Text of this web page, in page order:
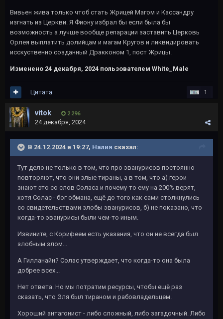
Вивьен жива только чтоб стать Жрицей Магом и Кассандру
изгнать из Церкви. Я Фиону избрал бы если была бы
возможность а лучше вообще репарации заставить Церковь
Орлея выплатить долийцам и магам Кругов и ликвидировать
исскуственно созданный Дракконом 1, пост Жрицы.
Изменено 24 декабря, 2024 пользователем White_Male
1
Цитата
vitok 2 296
24 декабря, 2024
В 24.12.2024 в 19:27, Налия сказал:
Тут дело не только в том, что про эванурисов постоянно
повторяют, что они злые тираны, а в том, что а) герои
знают это со слов Соласа и почему-то ему на 200% верят,
хотя Солас - бог обмана, ещё до того как сами столкнулись
со свидетельствами злобы эванурисов, б) не показано, что
когда-то эванурисы были чем-то иным.
Извините, с Корифеем есть указания, что он не всегда был
злобным злом...
А Гилланайн? Солас утверждает, что когда-то она была
добрее всех...
Нет ответа. Но мы потратим ресурсы, чтобы ещё раз
сказать, что Эля был тираном и рабовладельцем.
Хороший антагонист - либо сложный, либо загадочный. Либо